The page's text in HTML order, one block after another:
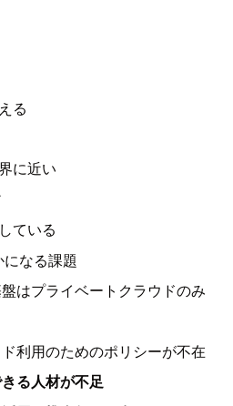
る
に近い
ている
なる課題
はプライベートクラウドのみ
利用のためのポリシーが不在
る人材が不足